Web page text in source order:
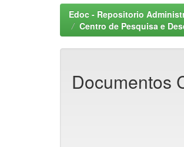
Edoc - Repositorio
Centro de Pesquisa e
Documentos